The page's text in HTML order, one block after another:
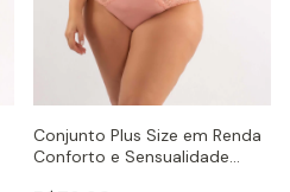
Conjunto Plus Size em Renda
Conforto e Sensualidade